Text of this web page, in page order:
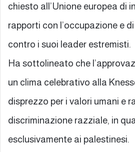
chiesto all’Unione europea di
rapporti con l’occupazione e
contro i suoi leader estremisti.
Ha sottolineato che
un clima celebrativo alla
disprezzo per i valori umani e
discriminazione razziale, in
esclusivamente ai palestinesi.